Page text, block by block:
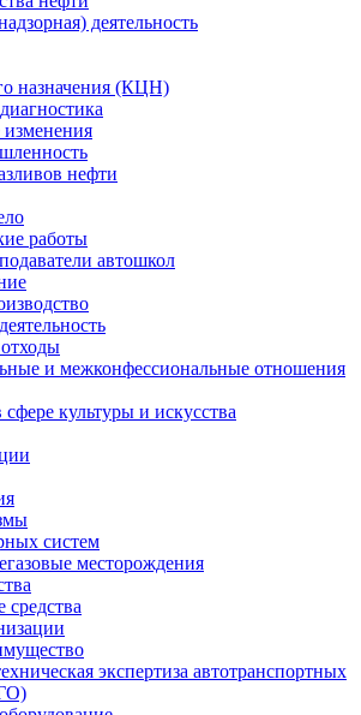
деятельность
назначения (КЦН)
нефти
работы
автошкол
и межконфессиональные отношения
культуры и искусства
систем
месторождения
средства
экспертиза автотранспортных